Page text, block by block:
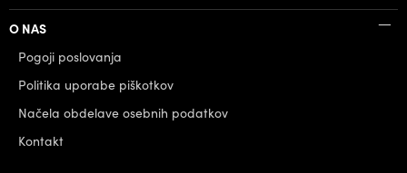
O NAS
Pogoji poslovanja
Politika uporabe piškotkov
Načela obdelave osebnih podatkov
Kontakt